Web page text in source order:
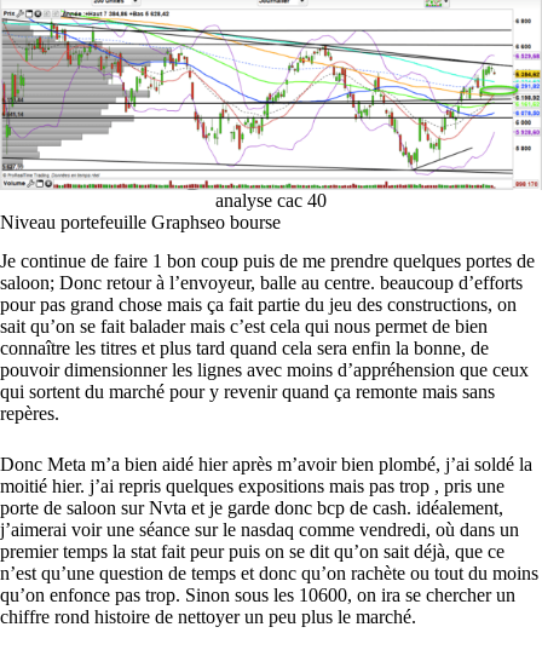
analyse cac 40
Niveau portefeuille Graphseo bourse
Je continue de faire 1 bon coup puis de me prendre quelques portes de
saloon; Donc retour à l’envoyeur, balle au centre. beaucoup d’efforts
pour pas grand chose mais ça fait partie du jeu des constructions, on
sait qu’on se fait balader mais c’est cela qui nous permet de bien
connaître les titres et plus tard quand cela sera enfin la bonne, de
pouvoir dimensionner les lignes avec moins d’appréhension que ceux
qui sortent du marché pour y revenir quand ça remonte mais sans
repères.
Donc Meta m’a bien aidé hier après m’avoir bien plombé, j’ai soldé la
moitié hier. j’ai repris quelques expositions mais pas trop , pris une
porte de saloon sur Nvta et je garde donc bcp de cash. idéalement,
j’aimerai voir une séance sur le nasdaq comme vendredi, où dans un
premier temps la stat fait peur puis on se dit qu’on sait déjà, que ce
n’est qu’une question de temps et donc qu’on rachète ou tout du moins
qu’on enfonce pas trop. Sinon sous les 10600, on ira se chercher un
chiffre rond histoire de nettoyer un peu plus le marché.